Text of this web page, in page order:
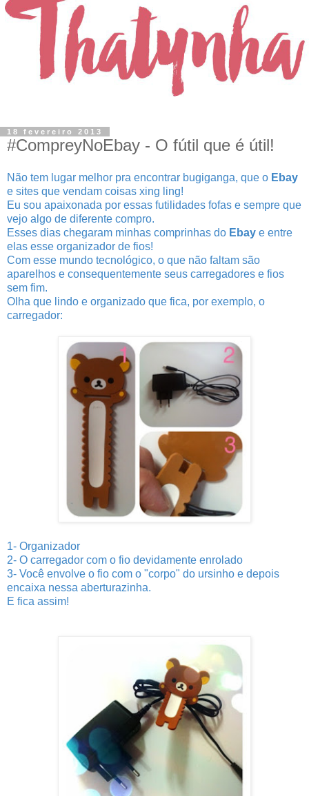
18 fevereiro 2013
#CompreyNoEbay - O fútil que é útil!
Não tem lugar melhor pra encontrar bugiganga, que o Ebay
e sites que vendam coisas xing ling!
Eu sou apaixonada por essas futilidades fofas e sempre que
vejo algo de diferente compro.
Esses dias chegaram minhas comprinhas do Ebay e entre
elas esse organizador de fios!
Com esse mundo tecnológico, o que não faltam são
aparelhos e consequentemente seus carregadores e fios
sem fim.
Olha que lindo e organizado que fica, por exemplo, o
carregador:
1- Organizador
2- O carregador com o fio devidamente enrolado
3- Você envolve o fio com o "corpo" do ursinho e depois
encaixa nessa aberturazinha.
E fica assim!